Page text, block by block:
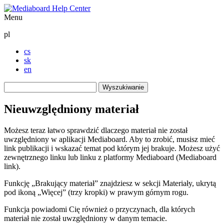
Menu
pl
cs
sk
en
Wyszukiwanie
Nieuwzględniony materiał
Możesz teraz łatwo sprawdzić dlaczego materiał nie został
uwzględniony w aplikacji Mediaboard. Aby to zrobić, musisz mieć
link publikacji i wskazać temat pod którym jej brakuje. Możesz użyć
zewnętrznego linku lub linku z platformy Mediaboard (Mediaboard
link).
Funkcję „Brakujący materiał” znajdziesz w sekcji Materiały, ukrytą
pod ikoną „Więcej” (trzy kropki) w prawym górnym rogu.
Funkcja powiadomi Cię również o przyczynach, dla których
materiał nie został uwzględniony w danym temacie.